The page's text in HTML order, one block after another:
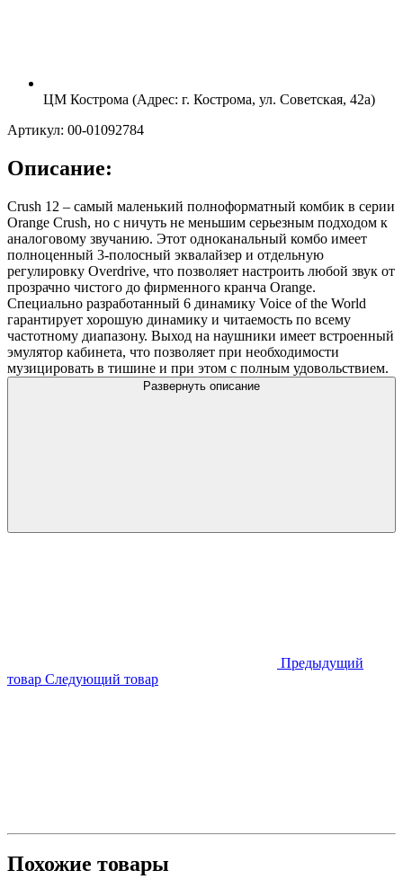
ЦМ Кострома (Адрес: г. Кострома, ул. Советская, 42а)
Артикул: 00-01092784
Описание:
Crush 12 – cамый маленький полноформатный комбик в серии
Orange Crush, но с ничуть не меньшим серьезным подходом к
аналоговому звучанию. Этот одноканальный комбо имеет
полноценный 3-полосный эквалайзер и отдельную
регулировку Overdrive, что позволяет настроить любой звук от
прозрачно чистого до фирменного кранча Orange.
Специально разработанный 6 динамику Voice of the World
гарантирует хорошую динамику и читаемость по всему
частотному диапазону. Выход на наушники имеет встроенный
эмулятор кабинета, что позволяет при необходимости
музицировать в тишине и при этом с полным удовольствием.
Развернуть описание
Предыдущий
товар Следующий товар
Похожие товары